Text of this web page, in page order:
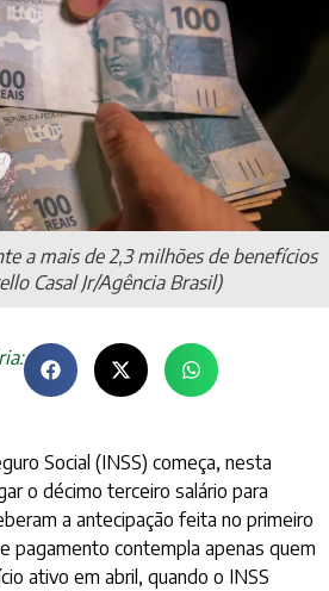
a mais de 2,3 milhões de benefícios
Casal Jr/Agência Brasil)
Social (INSS) começa, nesta
o décimo terceiro salário para
a antecipação feita no primeiro
pagamento contempla apenas quem
ativo em abril, quando o INSS